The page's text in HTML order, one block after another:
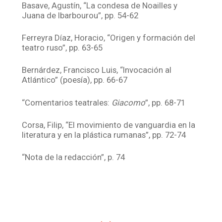
Basave, Agustín, “La condesa de Noailles y
Juana de Ibarbourou”, pp. 54-62
Ferreyra Díaz, Horacio, “Origen y formación del
teatro ruso”, pp. 63-65
Bernárdez, Francisco Luis, “Invocación al
Atlántico” (poesía), pp. 66-67
“Comentarios teatrales: Giacomo”, pp. 68-71
Corsa, Filip, “El movimiento de vanguardia en la
literatura y en la plástica rumanas”, pp. 72-74
“Nota de la redacción”, p. 74